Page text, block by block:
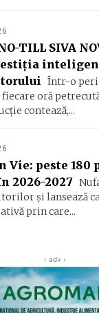
TILL SIVA
Într-o
oră
contează,...
Vie: peste 180
2026-2027
și lansează
prin care...
‹ adv ›